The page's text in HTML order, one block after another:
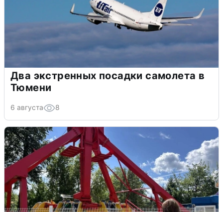
Два экстренных посадки самолета в
Тюмени
6 августа 8